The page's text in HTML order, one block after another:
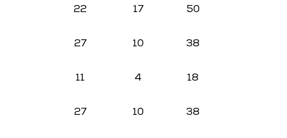
22 17 50
27 10 38
11 4 18
27 10 38